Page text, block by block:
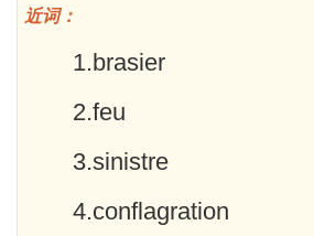
近词：
1.brasier
2.feu
3.sinistre
4.conflagration